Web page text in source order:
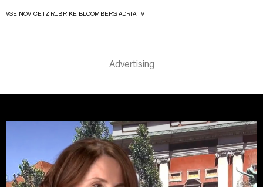
VSE NOVICE IZ RUBRIKE BLOOMBERG ADRIA TV